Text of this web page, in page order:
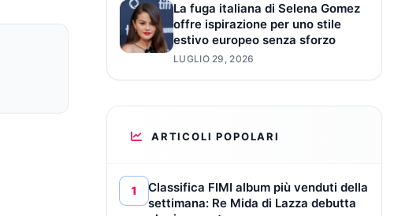
La fuga italiana di Selena Gomez
offre ispirazione per uno stile
estivo europeo senza sforzo
LUGLIO 29, 2026
ARTICOLI POPOLARI
1
Classifica FIMI album più venduti della
settimana: Re Mida di Lazza debutta